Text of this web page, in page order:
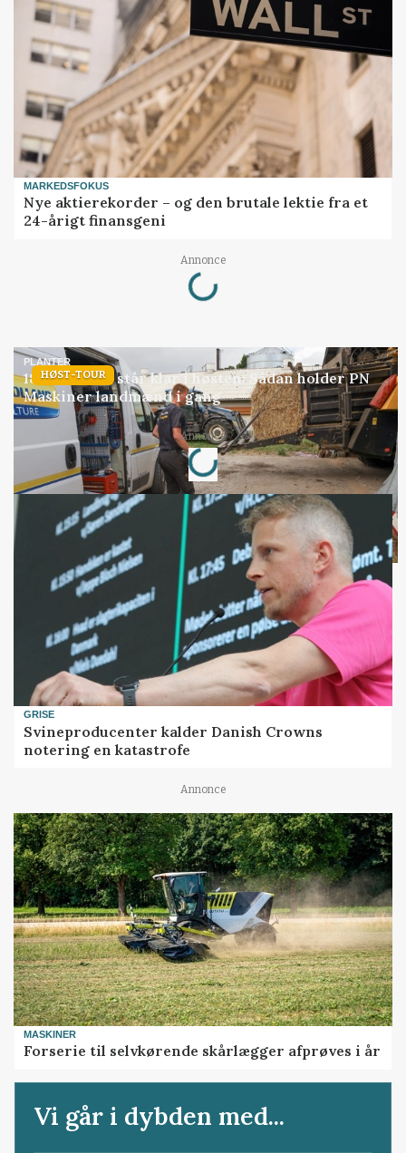
MARKEDSFOKUS
Nye aktierekorder – og den brutale lektie fra et
24-årigt finansgeni
Annonce
Loading...
HØST-TOUR
PLANTER
18 montører står klar i høsten: Sådan holder PN
Maskiner landmænd i gang
Annonce
Loading...
GRISE
Svineproducenter kalder Danish Crowns
notering en katastrofe
Annonce
MASKINER
Forserie til selvkørende skårlægger afprøves i år
Vi går i dybden med...